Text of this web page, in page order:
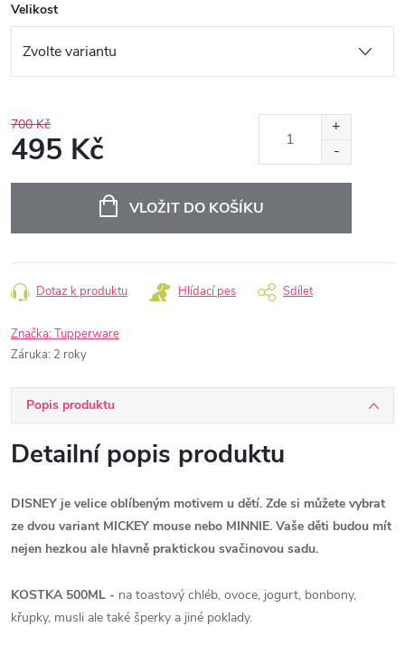
Velikost
700 Kč
495 Kč
VLOŽIT DO KOŠÍKU
Dotaz k produktu Hlídací pes Sdílet
Značka:Tupperware
Záruka: 2 roky
Popis produktu
Detailní popis produktu
DISNEY je velice oblíbeným motivem u dětí. Zde si můžete vybrat
ze dvou variant MICKEY mouse nebo MINNIE. Vaše děti budou mít
nejen hezkou ale hlavně praktickou svačinovou sadu.
KOSTKA 500ML - na toastový chléb, ovoce, jogurt, bonbony,
křupky, musli ale také šperky a jiné poklady.